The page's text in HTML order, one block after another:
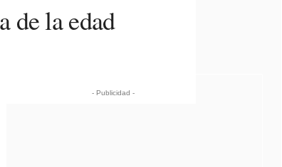
de la edad
- Publicidad -